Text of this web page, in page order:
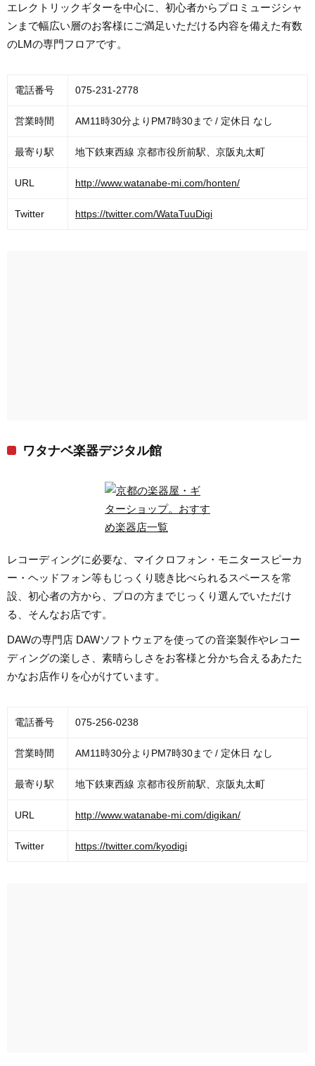
エレクトリックギターを中心に、初心者からプロミュージシャ
ンまで幅広い層のお客様にご満足いただける内容を備えた有数
のLMの専門フロアです。
電話番号 075-231-2778
営業時間 AM11時30分よりPM7時30まで / 定休日 なし
最寄り駅 地下鉄東西線 京都市役所前駅、京阪丸太町
URL http://www.watanabe-mi.com/honten/
Twitter https://twitter.com/WataTuuDigi
ワタナベ楽器デジタル館
レコーディングに必要な、マイクロフォン・モニタースピーカ
ー・ヘッドフォン等もじっくり聴き比べられるスペースを常
設、初心者の方から、プロの方までじっくり選んでいただけ
る、そんなお店です。
DAWの専門店 DAWソフトウェアを使っての音楽製作やレコー
ディングの楽しさ、素晴らしさをお客様と分かち合えるあたた
かなお店作りを心がけています。
電話番号 075-256-0238
営業時間 AM11時30分よりPM7時30まで / 定休日 なし
最寄り駅 地下鉄東西線 京都市役所前駅、京阪丸太町
URL http://www.watanabe-mi.com/digikan/
Twitter https://twitter.com/kyodigi